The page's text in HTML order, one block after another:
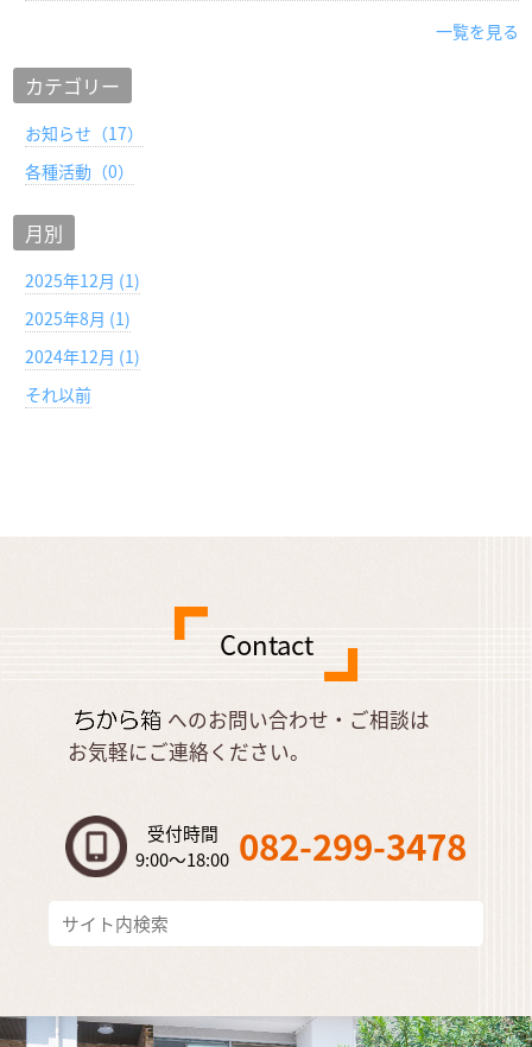
一覧を見る
カテゴリー
お知らせ（17）
各種活動（0）
月別
2025年12月 (1)
2025年8月 (1)
2024年12月 (1)
それ以前
Contact
へのお問い合わせ・ご相談は
お気軽にご連絡ください。
受付時間
9:00～18:00 082-299-3478